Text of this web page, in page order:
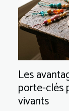
Les
porte-clés
vivants